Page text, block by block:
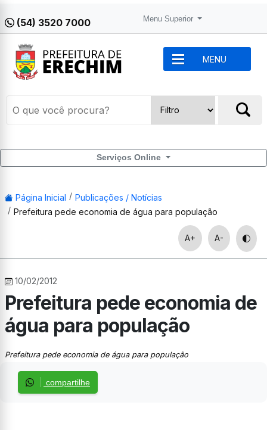
(54) 3520 7000 Menu Superior
MENU
Serviços Online
Página Inicial
Publicações / Notícias
Prefeitura pede economia de água para população
A+ A-
10/02/2012
Prefeitura pede economia de
água para população
Prefeitura pede economia de água para população
compartilhe